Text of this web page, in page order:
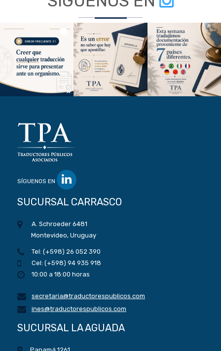
SÍGUENOS EN
SUCURSAL CARRASCO
A. Schroeder 6481
Montevideo, Uruguay
Tel: (+598) 26 052 390
Cel: (+598) 94 935 918
10:00 a 18:00 horas
secretaria@traductorespublicos.com
ines@traductorespublicos.com
SUCURSAL LA AGUADA